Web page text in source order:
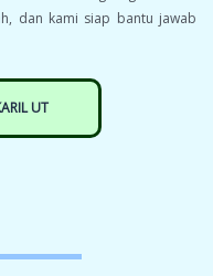
dan kami siap bantu jawab
UT